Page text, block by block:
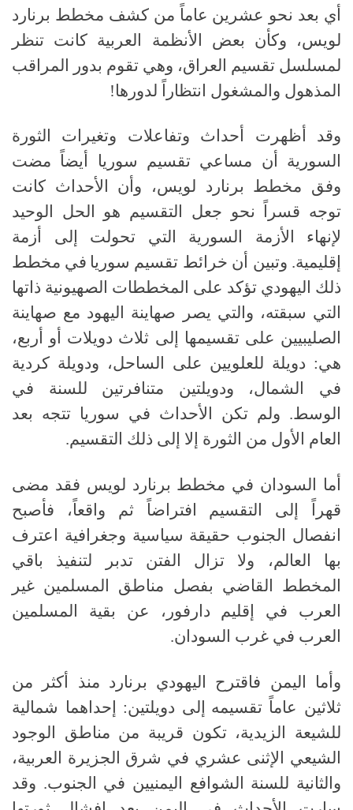
أي بعد نحو عشرين عاماً من كشف مخطط برنارد
لويس، وكأن بعض الأنظمة العربية كانت تنظر
لمسلسل تقسيم العراق، وهي تقوم بدور المراقب
المذهول والمشغول انتظاراً لدورها!
وقد أظهرت أحداث وتفاعلات وتغيرات الثورة
السورية أن مساعي تقسيم سوريا أيضاً مضت
وفق مخطط برنارد لويس، وأن الأحداث كانت
توجه قسراً نحو جعل التقسيم هو الحل الوحيد
لإنهاء الأزمة السورية التي تحولت إلى أزمة
إقليمية. وتبين أن خرائط تقسيم سوريا في مخطط
ذلك اليهودي تؤكد على المخططات الصهيونية ذاتها
التي سبقته، والتي يصر صهاينة اليهود مع صهاينة
الصليبيين على تقسيمها إلى ثلاث دويلات أو أربع،
هي: دويلة للعلويين على الساحل، ودويلة كردية
في الشمال، ودويلتين متنافرتين للسنة في
الوسط. ولم تكن الأحداث في سوريا تتجه بعد
العام الأول من الثورة إلا إلى ذلك التقسيم.
أما السودان في مخطط برنارد لويس فقد مضى
قهراً إلى التقسيم افتراضاً ثم واقعاً، فأصبح
انفصال الجنوب حقيقة سياسية وجغرافية اعترف
بها العالم، ولا تزال الفتن تدبر لتنفيذ باقي
المخطط القاضي بفصل مناطق المسلمين غير
العرب في إقليم دارفور، عن بقية المسلمين
العرب في غرب السودان.
وأما اليمن فاقترح اليهودي برنارد منذ أكثر من
ثلاثين عاماً تقسيمه
إلى دويلتين:
إحداهما شمالية
للشيعة الزيدية، تكون قريبة من مناطق الوجود
الشيعي الإثنى عشري في شرق الجزيرة العربية،
والثانية للسنة الشوافع اليمنيين في الجنوب. وقد